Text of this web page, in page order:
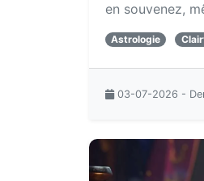
en souvenez,
Astrologie
03-07-2026 -